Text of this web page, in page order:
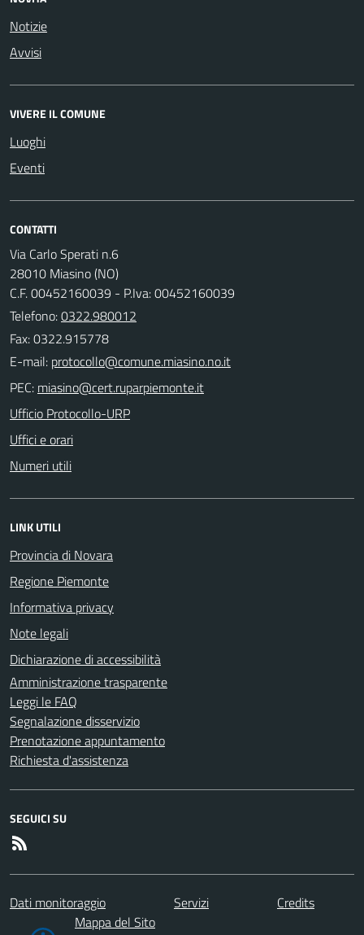
Notizie
Avvisi
VIVERE IL COMUNE
Luoghi
Eventi
CONTATTI
Via Carlo Sperati n.6
28010 Miasino (NO)
C.F. 00452160039 - P.Iva: 00452160039
Telefono:0322.980012
Fax: 0322.915778
E-mail:
PEC:
Ufficio Protocollo-URP
Uffici e orari
Numeri utili
LINK UTILI
Provincia di Novara
Regione Piemonte
Informativa privacy
Note legali
Dichiarazione di accessibilità
Amministrazione trasparente
Leggi le FAQ
Segnalazione disservizio
Prenotazione appuntamento
Richiesta d'assistenza
SEGUICI SU
Dati monitoraggio Servizi
Credits
Mappa del Sito